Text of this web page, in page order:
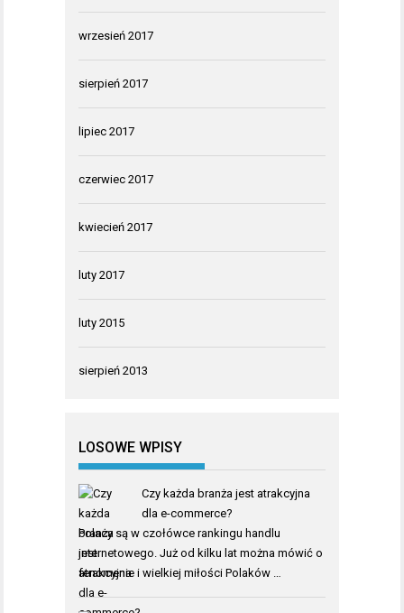
wrzesień 2017
sierpień 2017
lipiec 2017
czerwiec 2017
kwiecień 2017
luty 2017
luty 2015
sierpień 2013
LOSOWE WPISY
Czy każda branża jest atrakcyjna
dla e-commerce?
Polacy są w czołówce rankingu handlu
internetowego. Już od kilku lat można mówić o
fenomenie i wielkiej miłości Polaków …